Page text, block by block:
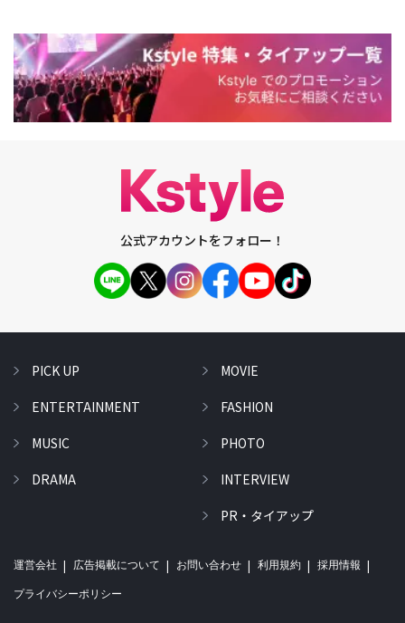
公式アカウントをフォロー！
PICK UP
ENTERTAINMENT
MUSIC
DRAMA
MOVIE
FASHION
PHOTO
INTERVIEW
PR・タイアップ
運営会社 広告掲載について お問い合わせ 利用規約 採用情報
プライバシーポリシー